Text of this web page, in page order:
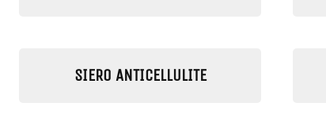
SIERO ANTICELLULITE